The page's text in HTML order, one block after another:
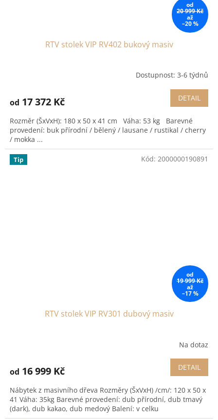
od
20 999 Kč
až
–20 %
RTV stolek VIP RV402 bukový masiv
Dostupnost: 3-6 týdnů
od 17 372 Kč DETAIL
Rozměr (ŠxVxH): 180 x 50 x 41 cm Váha: 53 kg Barevné
provedení: buk přírodní / bělený / lausane / rustikal / cherry
/ mokka ...
Tip
od
19 999 Kč
až
–17 %
RTV stolek VIP RV301 dubový masiv
Na dotaz
od 16 999 Kč DETAIL
Nábytek z masivního dřeva Rozměry (ŠxVxH) /cm/: 120 x 50 x
41 Váha: 35kg Barevné provedení: dub přírodní, dub tmavý
(dark), dub kakao, dub medový Balení: v celku
Kód: 2000000190891